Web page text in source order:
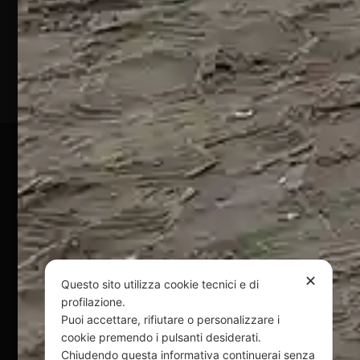
Marina
(TE)
P.Iva
01828920676
Pagamenti Sicuri
@ Copyright 2024 Webpesca è un brand Intent di Federico
Andrenacci P.Iva 01917920678
Via G. Galilei n. 2 – 64018 Tortoreto TE | REA TE-168019 |
Mail:
federicoandrenacci@pec.it
Questo sito è protetto da Google reCAPTCHA
v3,
Privacy Policy eTerms of Service
✕
Questo sito utilizza cookie tecnici e di
profilazione.
Puoi accettare, rifiutare o personalizzare i
cookie premendo i pulsanti desiderati.
Chiudendo questa informativa continuerai senza